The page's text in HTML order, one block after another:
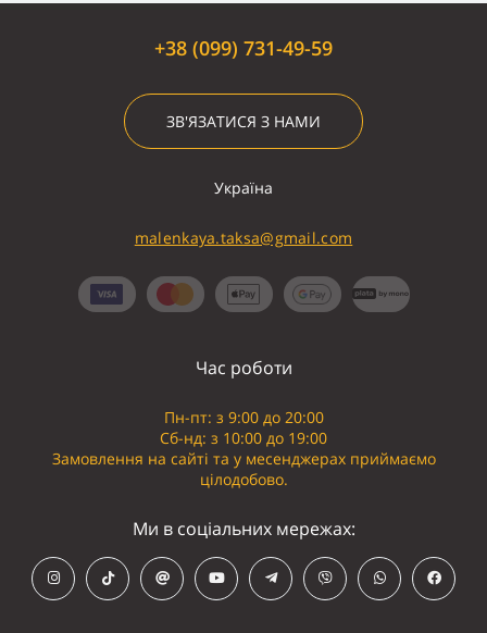
+38 (099) 731-49-59
ЗВ'ЯЗАТИСЯ З НАМИ
Україна
malenkaya.taksa@gmail.com
Час роботи
Пн-пт: з 9:00 до 20:00
Сб-нд: з 10:00 до 19:00
Замовлення на сайті та у месенджерах приймаємо
цілодобово.
Ми в соціальних мережах: